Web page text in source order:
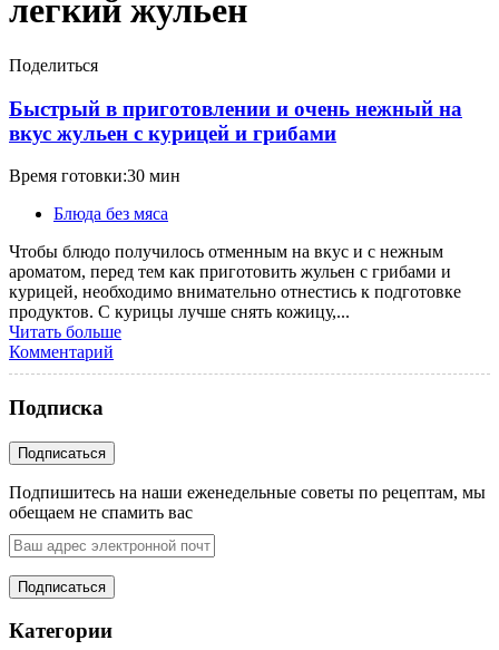
легкий жульен
Поделиться
Быстрый в приготовлении и очень нежный на
вкус жульен с курицей и грибами
Время готовки:30 мин
Блюда без мяса
Чтобы блюдо получилось отменным на вкус и с нежным
ароматом, перед тем как приготовить жульен с грибами и
курицей, необходимо внимательно отнестись к подготовке
продуктов. С курицы лучше снять кожицу,...
Читать больше
Комментарий
Подписка
Подпишитесь на наши еженедельные советы по рецептам, мы
обещаем не спамить вас
Категории